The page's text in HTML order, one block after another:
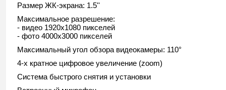
Размер ЖК-экрана: 1.5''
Максимальное разрешение:
- видео 1920x1080 пикселей
- фото 4000x3000 пикселей
Максимальный угол обзора видеокамеры: 110°
4-х кратное цифровое увеличение (zoom)
Система быстрого снятия и установки